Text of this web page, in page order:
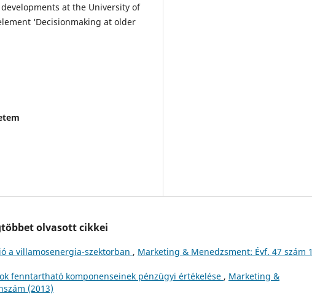
at the University of
‘Decision­making at older
olvasott cikkei
a villamosenergia-szektorban , Marketing & Menedzsment: Évf. 47 szám 1
fenntartható komponenseinek pénzügyi értékelése , Marketing &
(2013)